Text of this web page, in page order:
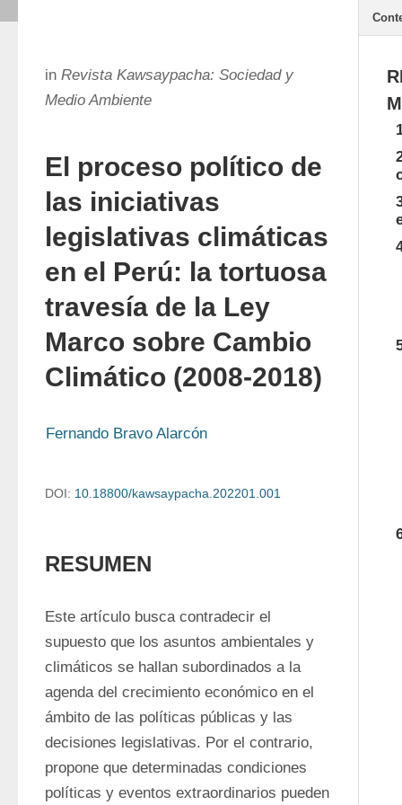
in Revista Kawsaypacha: Sociedad y
Medio Ambiente
El proceso político de
las iniciativas
legislativas climáticas
en el Perú: la tortuosa
travesía de la Ley
Marco sobre Cambio
Climático (2008-2018)
Fernando Bravo Alarcón
DOI: 10.18800/kawsaypacha.202201.001
RESUMEN
Este artículo busca contradecir el
supuesto que los asuntos ambientales y
climáticos se hallan subordinados a la
agenda del crecimiento económico en el
ámbito de las políticas públicas y las
decisiones legislativas. Por el contrario,
propone que determinadas condiciones
políticas y eventos extraordinarios pueden